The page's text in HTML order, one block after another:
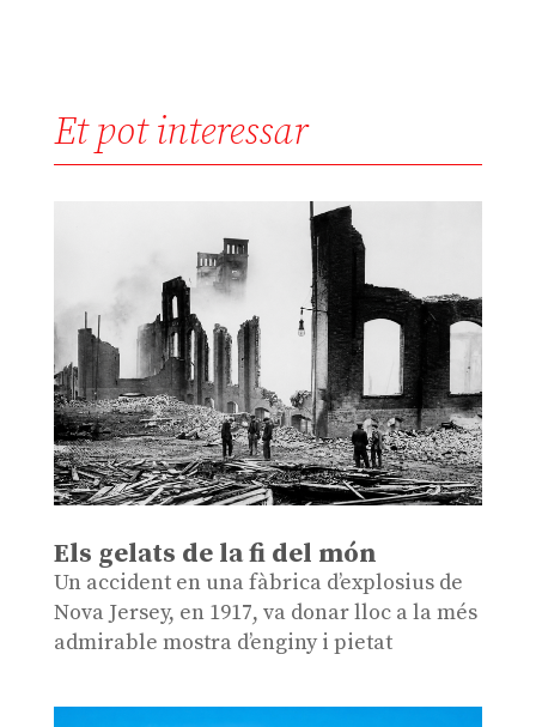
Et pot interessar
Els gelats de la fi del món
Un accident en una fàbrica d’explosius de
Nova Jersey, en 1917, va donar lloc a la més
admirable mostra d’enginy i pietat